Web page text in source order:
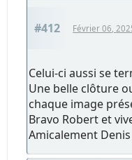
#412 Février 06,
Celui-ci aussi se
Une belle clôture
chaque image
Bravo Robert et
Amicalement